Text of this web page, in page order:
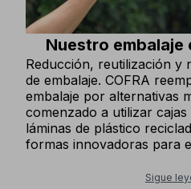
Nuestro embalaje
Reducción, reutilización y
de embalaje. COFRA
embalaje por alternativas
comenzado a utilizar
láminas de plástico
formas innovadoras para
las etiquetas colgantes en
Sigue